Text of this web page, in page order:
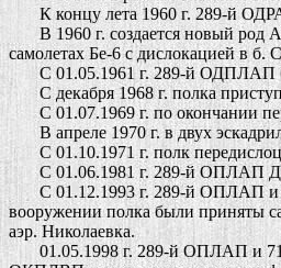
К концу лета 1960 г. 289-й
В 1960 г. создается новый род
самолетах Бе-6 с дислокацией в б.
С 01.05.1961 г. 289-й ОДПЛАП
С декабря 1968 г. полка
С 01.07.1969 г. по окончании
В апреле 1970 г. в двух
С 01.10.1971 г. полк
С 01.06.1981 г. 289-й ОПЛАП ДД
С 01.12.1993 г. 289-й ОПЛАП и
вооружении полка были приняты
аэр. Николаевка.
01.05.1998 г. 289-й ОПЛАП и